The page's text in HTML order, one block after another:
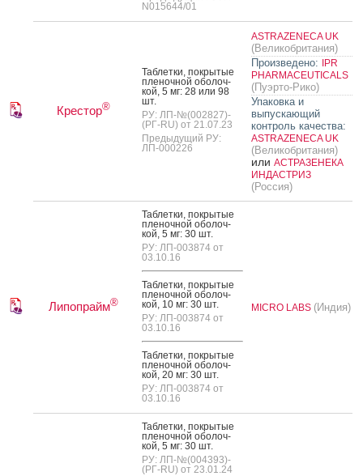
N015644/01
Крестор®
Таб­летки, пок­ры­тые
пле­ноч­ной обо­лоч­
кой, 5 мг: 28 или 98
шт.
РУ: ЛП-№(002827)-
(РГ-RU) от 21.07.23
Предыдущий РУ:
ЛП-000226
ASTRAZENECA UK
(Великобритания)
Произведено: IPR
PHARMACEUTICALS
(Пуэрто-Рико)
Упаковка и
выпускающий
контроль качества:
ASTRAZENECA UK
(Великобритания)
или АСТРАЗЕНЕКА
ИНДАСТРИЗ
(Россия)
Липопрайм®
Таб­летки, пок­ры­тые
пле­ноч­ной обо­лоч­
кой, 5 мг: 30 шт.
РУ: ЛП-003874 от
03.10.16
Таб­летки, пок­ры­тые
пле­ноч­ной обо­лоч­
кой, 10 мг: 30 шт.
РУ: ЛП-003874 от
03.10.16
Таб­летки, пок­ры­тые
пле­ноч­ной обо­лоч­
кой, 20 мг: 30 шт.
РУ: ЛП-003874 от
03.10.16
MICRO LABS (Индия)
Таб­летки, пок­ры­тые
пле­ноч­ной обо­лоч­
кой, 5 мг: 30 шт.
РУ: ЛП-№(004393)-
(РГ-RU) от 23.01.24